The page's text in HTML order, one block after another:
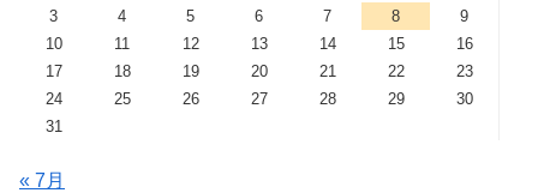
3
4 5 6 7 8
9
10
11 12 13 14 15
16
17
18 19 20 21 22
23
24
25 26 27 28 29
30
31
« 7月